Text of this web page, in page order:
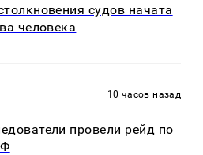
судов начата
человека
10 часов назад
провели рейд по